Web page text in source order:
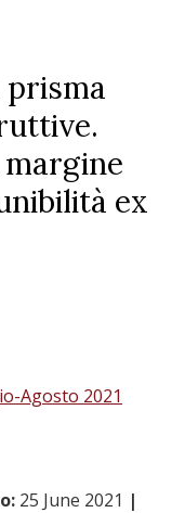
prisma
ex
Agosto 2021
25 June 2021 |